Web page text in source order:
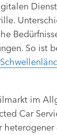
So ist
im
Car
heterogener